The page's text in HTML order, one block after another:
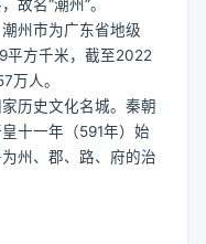
故名“潮州”。
州市为广东省地级
平方千米，截至2022
万人。
历史文化名城。秦朝
十一年（591年）始
州、郡、路、府的治